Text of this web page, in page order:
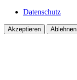
Datenschutz
Akzeptieren Ablehnen